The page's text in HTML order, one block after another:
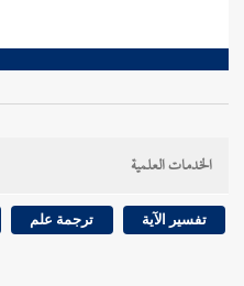
الخدمات العلمية
تفسير الآية ترجمة علم